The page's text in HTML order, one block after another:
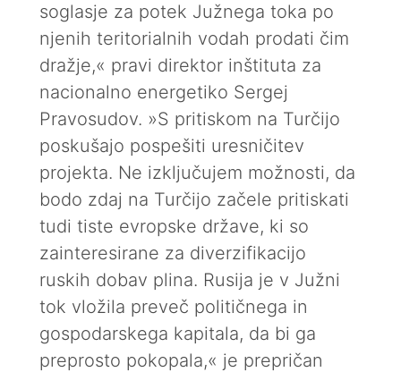
soglasje za potek Južnega toka po
njenih teritorialnih vodah prodati čim
dražje,« pravi direktor inštituta za
nacionalno energetiko Sergej
Pravosudov. »S pritiskom na Turčijo
poskušajo pospešiti uresničitev
projekta. Ne izključujem možnosti, da
bodo zdaj na Turčijo začele pritiskati
tudi tiste evropske države, ki so
zainteresirane za diverzifikacijo
ruskih dobav plina. Rusija je v Južni
tok vložila preveč političnega in
gospodarskega kapitala, da bi ga
preprosto pokopala,« je prepričan